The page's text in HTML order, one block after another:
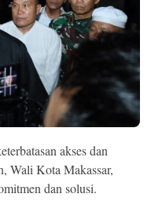
akses dan
Wali Kota Makassar,
dan solusi.